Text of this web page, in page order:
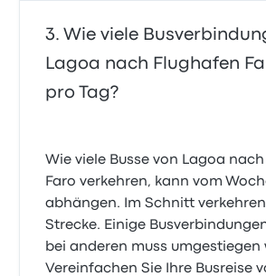
Wie viele
Lagoa nach Flughafen
pro Tag?
Wie viele Busse von Lagoa
Faro verkehren, kann vom
abhängen. Im Schnitt
Strecke. Einige
bei anderen muss umgestiegen
Vereinfachen Sie Ihre Busreise